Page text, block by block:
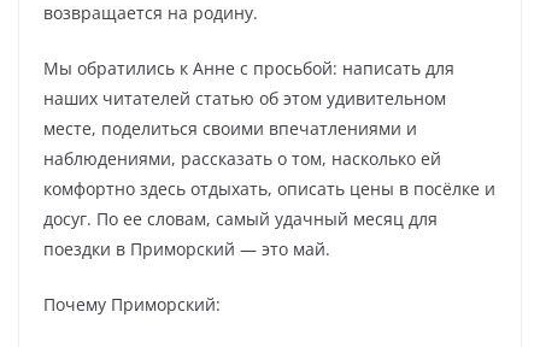
возвращается на родину.
Мы обратились к Анне с просьбой: написать для
наших читателей статью об этом удивительном
месте, поделиться своими впечатлениями и
наблюдениями, рассказать о том, насколько ей
комфортно здесь отдыхать, описать цены в посёлке и
досуг. По ее словам, самый удачный месяц для
поездки в Приморский — это май.
Почему Приморский: